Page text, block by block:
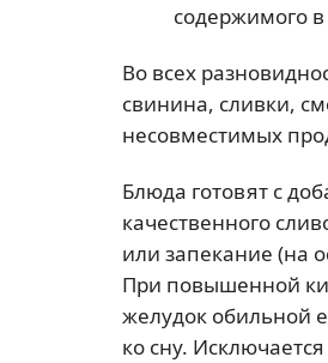
содержимого
Во всех
свинина, сливки,
несовместимых
Блюда готовят с
качественного
или запекание (на
При повышенной
желудок обильной
ко сну.